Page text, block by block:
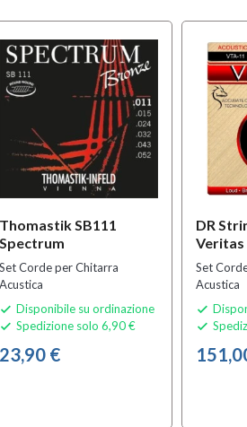
Thomastik SB111
Spectrum
Set Corde per Chitarra
Acustica
 Disponibile su ordinazione
 Spedizione solo 6,90 €
23,90 €
DR
Veritas
Set
Acustica

